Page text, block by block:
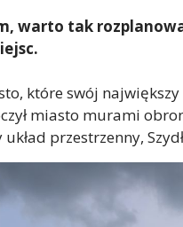
warto tak
które swój największy
miasto murami
przestrzenny,